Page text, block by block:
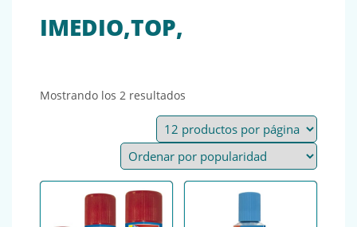
IMEDIO,TOP,
Mostrando los 2 resultados